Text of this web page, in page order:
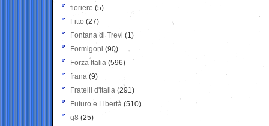
fioriere (5)
Fitto (27)
Fontana di Trevi (1)
Formigoni (90)
Forza Italia (596)
frana (9)
Fratelli d'Italia (291)
Futuro e Libertà (510)
g8 (25)